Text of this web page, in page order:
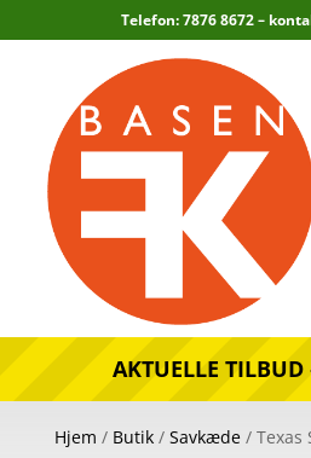
Telefon: 7876 8672 –
AKTUELLE
Hjem / Butik/ Savkæde/ Texas